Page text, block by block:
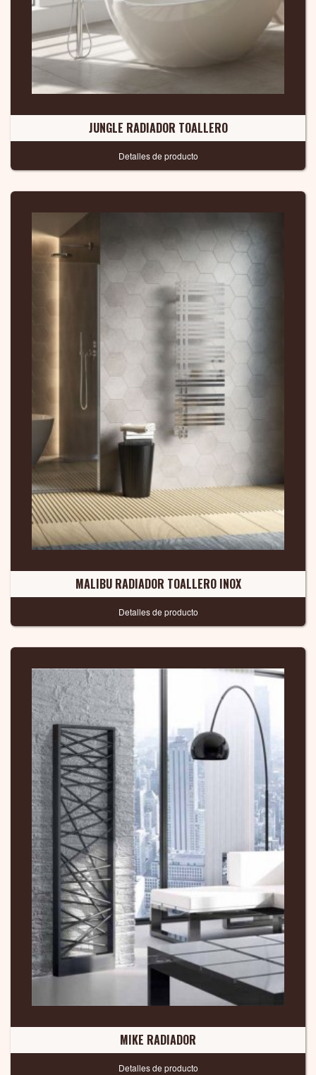
JUNGLE RADIADOR TOALLERO
Detalles de producto
MALIBU RADIADOR TOALLERO INOX
Detalles de producto
MIKE RADIADOR
Detalles de producto